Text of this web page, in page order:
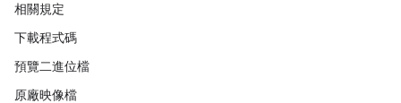
相關規定
下載程式碼
預覽二進位檔
原廠映像檔